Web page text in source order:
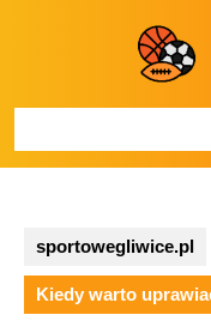
sportowegliwice.pl
Kiedy warto